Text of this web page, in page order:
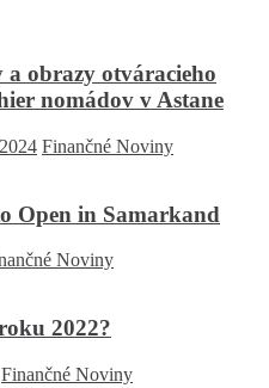
a obrazy otváracieho
nomádov v Astane
Finančné Noviny
Open in Samarkand
Noviny
2022?
Finančné Noviny